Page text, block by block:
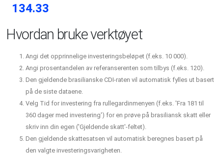
134.33
Hvordan bruke verktøyet
Angi det opprinnelige investeringsbeløpet (f.eks. 10 000).
Angi prosentandelen av referanserenten som tilbys (f.eks. 120).
Den gjeldende brasilianske CDI-raten vil automatisk fylles ut basert
på de siste dataene.
Velg Tid for investering fra rullegardinmenyen (f.eks. 'Fra 181 til
360 dager med investering') for en prøve på brasiliansk skatt eller
skriv inn din egen ('Gjeldende skatt'-feltet).
Den gjeldende skattesatsen vil automatisk beregnes basert på
den valgte investeringsvarigheten.